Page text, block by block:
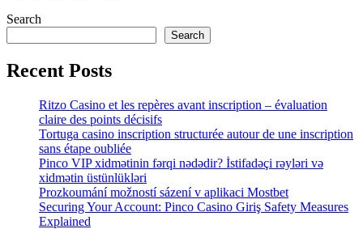
Search
Search
Recent Posts
Ritzo Casino et les repères avant inscription – évaluation
claire des points décisifs
Tortuga casino inscription structurée autour de une inscription
sans étape oubliée
Pinco VIP xidmətinin fərqi nədədir? İstifadəçi rəyləri və
xidmətin üstünlükləri
Prozkoumání možností sázení v aplikaci Mostbet
Securing Your Account: Pinco Casino Giriş Safety Measures
Explained